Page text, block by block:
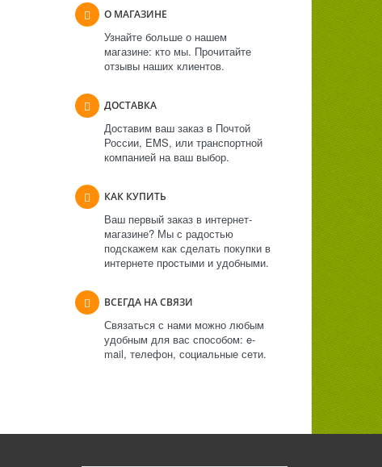
О МАГАЗИНЕ
Узнайте больше о нашем
магазине: кто мы. Прочитайте
отзывы наших клиентов.
ДОСТАВКА
Доставим ваш заказ в Почтой
России, EMS, или транспортной
компанией на ваш выбор.
КАК КУПИТЬ
Ваш первый заказ в интернет-
магазине? Мы с радостью
подскажем как сделать покупки в
интернете простыми и удобными.
ВСЕГДА НА СВЯЗИ
Связаться с нами можно любым
удобным для вас способом: e-
mail, телефон, социальные сети.